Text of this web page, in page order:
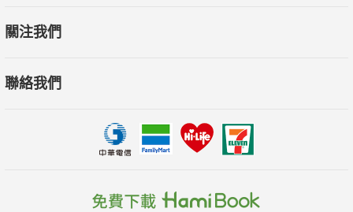
關注我們
聯絡我們